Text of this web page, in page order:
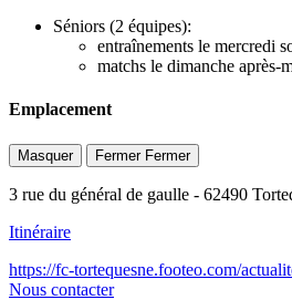
Séniors (2 équipes):
entraînements le mercredi
matchs le dimanche après-
Emplacement
Masquer Fermer Fermer
3 rue du général de gaulle - 62490
Itinéraire
https://fc-tortequesne.footeo.com/
Nous contacter